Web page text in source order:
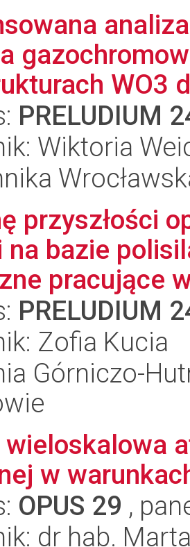
WO3
PRELUDIUM
Wiktoria
przyszłości
na bazie
pracujące
PRELUDIUM
Zofia Kucia
Górniczo-
w
OPUS 29 ,
dr hab.